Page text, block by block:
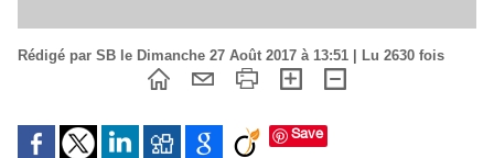
Rédigé par SB le Dimanche 27 Août 2017 à 13:51 | Lu 2630 fois
Save